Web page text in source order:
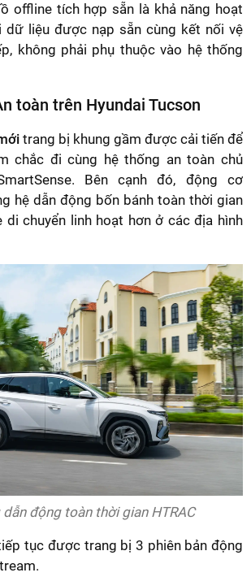
offline tích hợp sẵn là khả năng hoạt
dữ liệu được nạp sẵn cùng kết nối vệ
không phải phụ thuộc vào hệ thống
toàn trên Hyundai Tucson
trang bị khung gầm được cải tiến để
chắc đi cùng hệ thống an toàn chủ
Bên cạnh đó, động cơ
hệ dẫn động bốn bánh toàn thời gian
di chuyển linh hoạt hơn ở các địa hình
động toàn thời gian HTRAC
tục được trang bị 3 phiên bản động